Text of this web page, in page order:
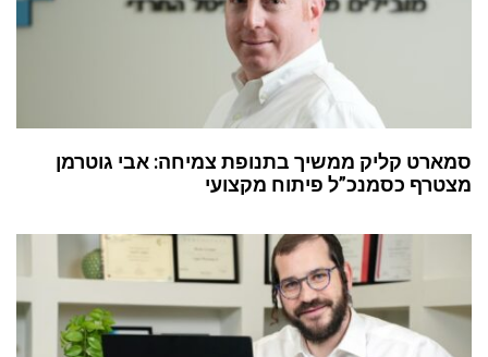
סמארט קליק ממשיך בתנופת צמיחה: אבי גוטרמן
מצטרף כסמנכ”ל פיתוח מקצועי